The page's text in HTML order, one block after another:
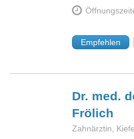
Empfehlen
Dr. med.
Frölich
Zahnärztin,